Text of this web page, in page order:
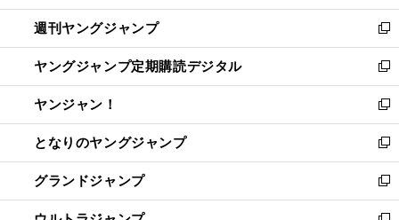
開
く
ウ
で
開
く
ン
ド
ウ
で
開
く
ウ
ィ
ン
ド
ウ
で
開
く
週刊ヤングジャンプ
新
し
い
ウ
ィ
ン
ド
ウ
で
開
ヤングジャンプ定期購読デジタル
新
し
い
ウ
ィ
ン
ド
ウ
ヤンジャン！
新
し
い
ウ
ィ
ン
となりのヤングジャンプ
新
し
い
ウ
グランドジャンプ
新
し